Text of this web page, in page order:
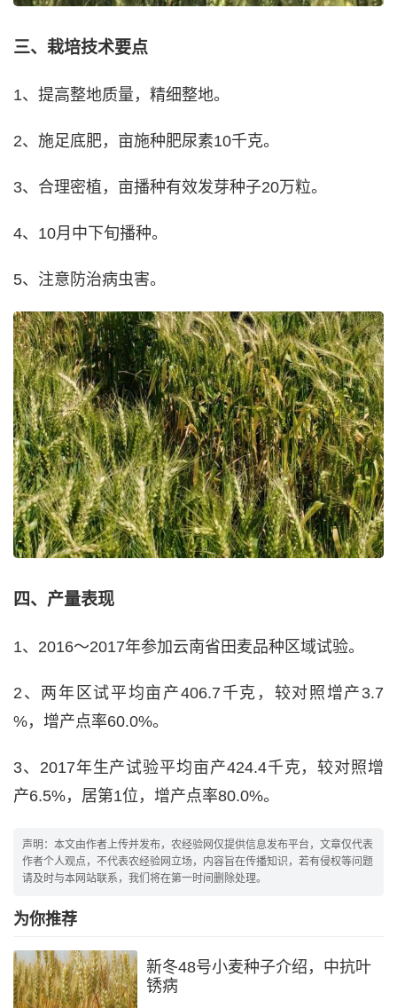
三、栽培技术要点
1、提高整地质量，精细整地。
2、施足底肥，亩施种肥尿素10千克。
3、合理密植，亩播种有效发芽种子20万粒。
4、10月中下旬播种。
5、注意防治病虫害。
四、产量表现
1、2016～2017年参加云南省田麦品种区域试验。
2、两年区试平均亩产406.7千克，较对照增产3.7
%，增产点率60.0%。
3、2017年生产试验平均亩产424.4千克，较对照增
产6.5%，居第1位，增产点率80.0%。
声明：本文由作者上传并发布，农经验网仅提供信息发布平台，文章仅代表
作者个人观点，不代表农经验网立场，内容旨在传播知识，若有侵权等问题
请及时与本网站联系，我们将在第一时间删除处理。
为你推荐
新冬48号小麦种子介绍，中抗叶
锈病